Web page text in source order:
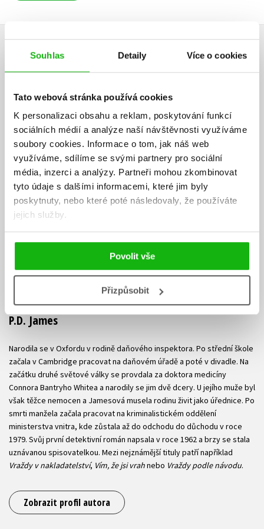
Souhlas Detaily Více o cookies
Tato webová stránka používá cookies
K personalizaci obsahu a reklam, poskytování funkcí
sociálních médií a analýze naší návštěvnosti využíváme
soubory cookies. Informace o tom, jak náš web
využíváme, sdílíme se svými partnery pro sociální
média, inzerci a analýzy. Partneři mohou zkombinovat
tyto údaje s dalšími informacemi, které jim byly
poskytnuty, nebo které poté následovaly, že používáte
jejich služby.
Povolit vše
Přizpůsobit
AUTOR KNIHY
P.D. James
Narodila se v Oxfordu v rodině daňového inspektora. Po střední škole
začala v Cambridge pracovat na daňovém úřadě a poté v divadle. Na
začátku druhé světové války se provdala za doktora medicíny
Connora Bantryho Whitea a narodily se jim dvě dcery. U jejího muže byl
však těžce nemocen a Jamesová musela rodinu živit jako úřednice. Po
smrti manžela začala pracovat na kriminalistickém oddělení
ministerstva vnitra, kde zůstala až do odchodu do důchodu v roce
1979. Svůj první detektivní román napsala v roce 1962 a brzy se stala
uznávanou spisovatelkou. Mezi nejznámější tituly patří například
Vraždy v nakladatelství, Vím, že jsi vrahnebo Vraždy podle návodu.
Zobrazit profil autora